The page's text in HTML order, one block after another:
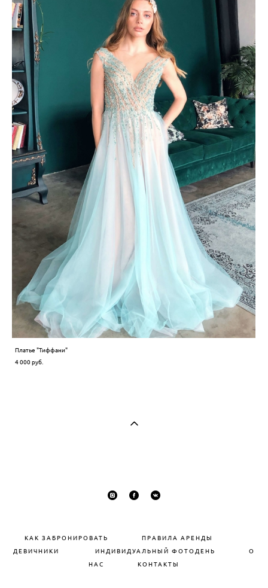
Платье "Тиффани"
4 000 pуб.
КАК ЗАБРОНИРОВАТЬ ПРАВИЛА АРЕНДЫ
ДЕВИЧНИКИ
ИНДИВИДУАЛЬНЫЙ ФОТОДЕНЬ
О
НАС
КОНТАКТЫ